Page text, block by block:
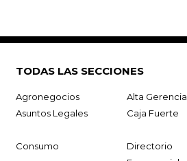
TODAS LAS SECCIONES
Agronegocios Alta Gerencia
Asuntos Legales
Caja Fuerte
Consumo
Directorio